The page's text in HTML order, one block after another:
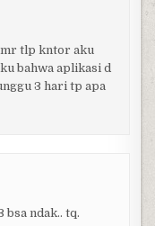
tlp kntor aku
bahwa aplikasi d
3 hari tp apa
ndak.. tq.